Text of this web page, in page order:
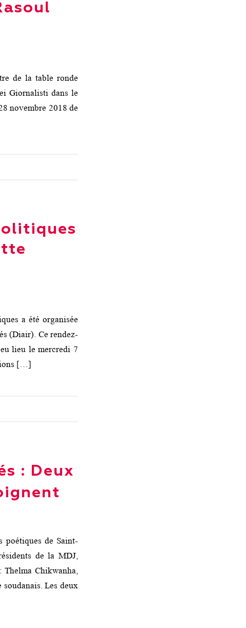
de la table ronde
Giornalisti dans le
novembre 2018 de
a été organisée
(Diair). Ce rendez-
lieu le mercredi 7
[…]
: Deux
poétiques de Saint-
de la MDJ,
Thelma Chikwanha,
Les deux